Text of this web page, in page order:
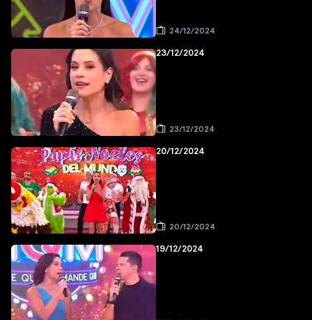
24/12/2024
23/12/2024
23/12/2024
20/12/2024
20/12/2024
19/12/2024